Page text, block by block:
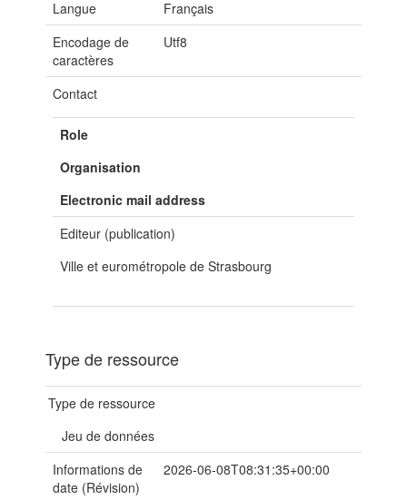
Langue
Français
Encodage de
caractères
Utf8
Contact
Role
Organisation
Electronic mail address
Editeur (publication)
Ville et eurométropole de Strasbourg
Type de ressource
Type de ressource
Jeu de données
Informations de
date (Révision)
2026-06-08T08:31:35+00:00